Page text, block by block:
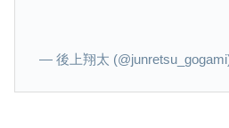
— 後上翔太